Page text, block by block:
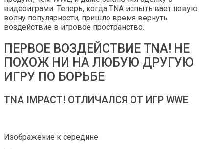
видеоиграми. Теперь, когда TNA испытывает новую
волну популярности, пришло время вернуть
воздействие в игровое пространство.
ПЕРВОЕ ВОЗДЕЙСТВИЕ TNA! НЕ
ПОХОЖ НИ НА ЛЮБУЮ ДРУГУЮ
ИГРУ ПО БОРЬБЕ
TNA IMPACT! ОТЛИЧАЛСЯ ОТ ИГР WWE
Изображение к середине